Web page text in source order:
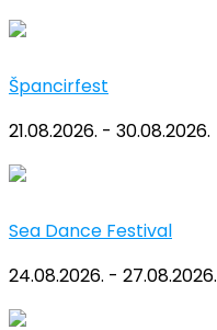
Špancirfest
21.08.2026. - 30.08.2026.
Sea Dance Festival
24.08.2026. - 27.08.2026.